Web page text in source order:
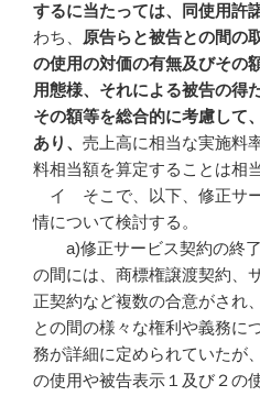
するに当たっては、同使用許
わち、
原告らと被告との間の
の使用の対価の有無及びその
用態様、それによる被告の得
その額等を総合的に考慮して
あり、 売上高に相当な実施料
料相当額を算定することは相
イ そこで、以下、修正サ
情について検討する。
a)修正サービス契約の終了
の間には、商標権譲渡契約、
正契約など複数の合意がされ
との間の様々な権利や義務に
務が詳細に定められていたが
の使用や被告表示１及び２の